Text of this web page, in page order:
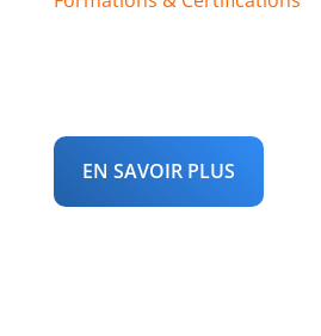
EN SAVOIR PLUS